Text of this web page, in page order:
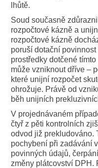
lhůtě.
Soud současně
rozpočtové kázně a
rozpočtové kázně
poruší dotační
prostředky dotčené
může vzniknout dříve –
které unijní rozpočet
ohrožuje. Právě od
běh unijních
V projednávaném
čtyř z pěti kontrolních
odvod již prekludováno.
pochybení při zadávání
povinných údajů,
změny plátcovství DPH.